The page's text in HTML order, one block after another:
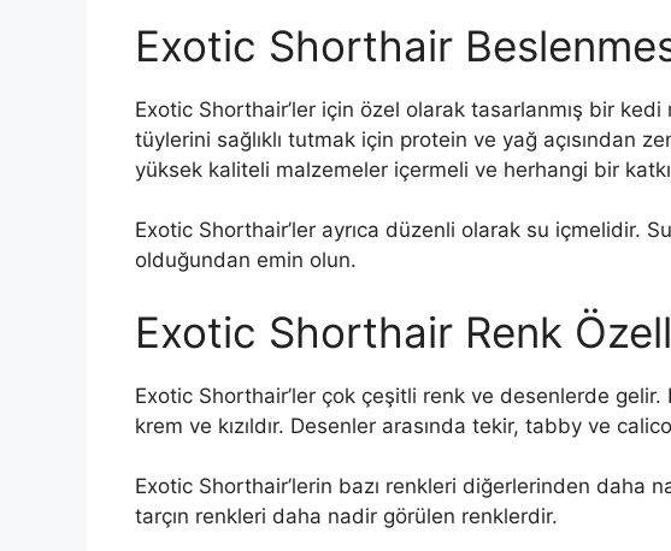
Exotic Shorthair
Exotic Shorthair’ler için özel olarak tasarlanmış bir
tüylerini sağlıklı tutmak için protein ve yağ açısından
yüksek kaliteli malzemeler içermeli ve herhangi bir
Exotic Shorthair’ler ayrıca düzenli olarak su içmelidir.
olduğundan emin olun.
Exotic Shorthair Renk
Exotic Shorthair’ler çok çeşitli renk ve desenlerde
krem ve kızıldır. Desenler arasında tekir, tabby ve
Exotic Shorthair’lerin bazı renkleri diğerlerinden daha
tarçın renkleri daha nadir görülen renklerdir.